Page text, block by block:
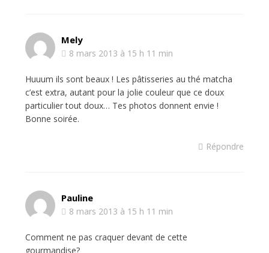
Mely
8 mars 2013 à 15 h 11 min
Huuum ils sont beaux ! Les pâtisseries au thé matcha
c’est extra, autant pour la jolie couleur que ce doux
particulier tout doux… Tes photos donnent envie !
Bonne soirée.
Répondre
Pauline
8 mars 2013 à 15 h 11 min
Comment ne pas craquer devant de cette
gourmandise?